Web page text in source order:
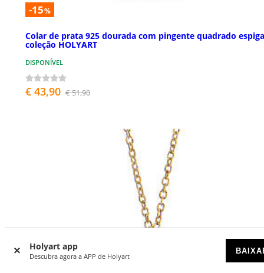
Holyart app
Descubra agora a APP de Holyart
-15%
Colar de prata 925 dourada com pingente quadrado espiga
coleção HOLYART
DISPONÍVEL
€ 43,90 € 51,90